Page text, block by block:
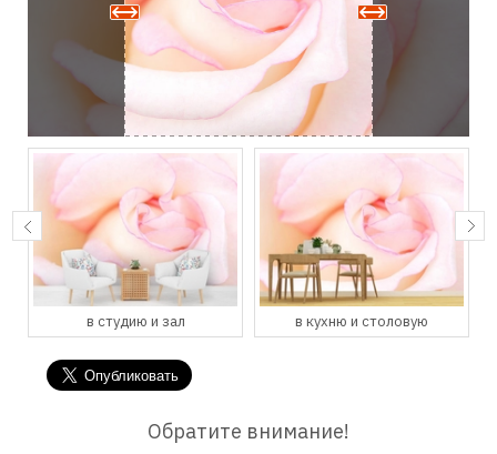
в студию и зал в кухню и столовую
Обратите внимание!